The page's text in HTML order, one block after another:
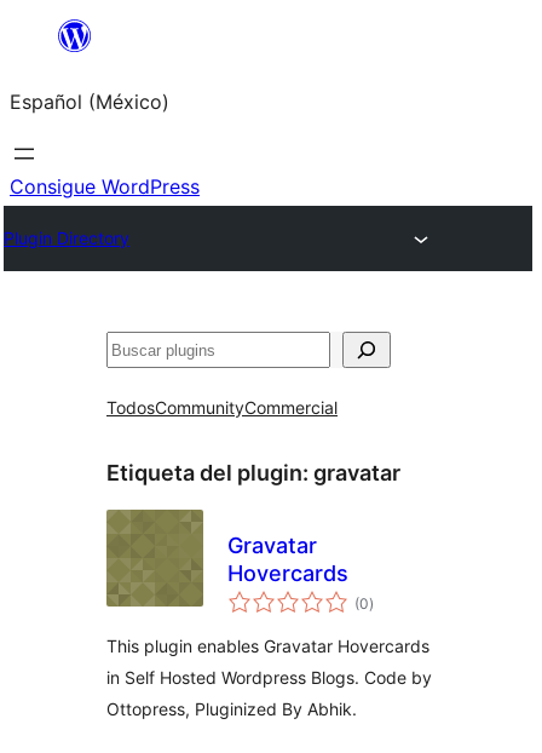
Saltar
contenido
Español (México)
Consigue WordPress
Plugin Directory
Buscar
TodosCommunityCommercial
Etiqueta del plugin: gravatar
Gravatar
Hovercards
(0total
de
)
This plugin enables Gravatar Hovercards
in Self Hosted Wordpress Blogs. Code by
Ottopress, Pluginized By Abhik.